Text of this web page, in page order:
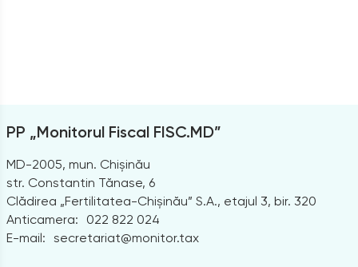
PP „Monitorul Fiscal FISC.MD”
MD-2005, mun. Chișinău
str. Constantin Tănase, 6
Clădirea „Fertilitatea-Chișinău” S.A., etajul 3, bir. 320
Anticamera:
022 822 024
E-mail: secretariat@monitor.tax